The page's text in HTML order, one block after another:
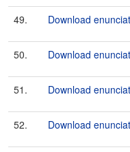
49. Download
50. Download
51. Download
52. Download